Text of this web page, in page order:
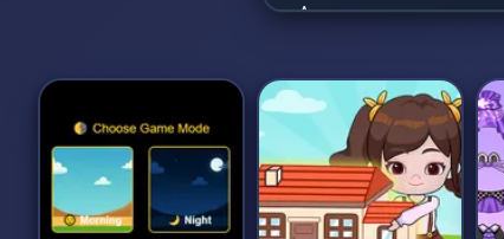
A mesura que
manera més eficient
manté enganxat
passius